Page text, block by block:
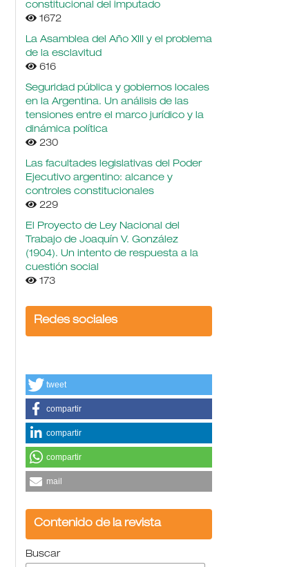
constitucional del imputado
1672
La Asamblea del Año XIII y el problema
de la esclavitud
616
Seguridad pública y gobiernos locales
en la Argentina. Un análisis de las
tensiones entre el marco jurídico y la
dinámica política
230
Las facultades legislativas del Poder
Ejecutivo argentino: alcance y
controles constitucionales
229
El Proyecto de Ley Nacional del
Trabajo de Joaquín V. González
(1904). Un intento de respuesta a la
cuestión social
173
Redes sociales
tweet
compartir
compartir
compartir
mail
Contenido de la revista
Buscar